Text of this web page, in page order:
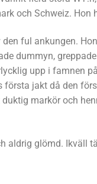
och Schweiz.
ful ankungen.
dummyn,
upp i famnen
första jakt då den
markör och
aldrig glömd. Ikväll